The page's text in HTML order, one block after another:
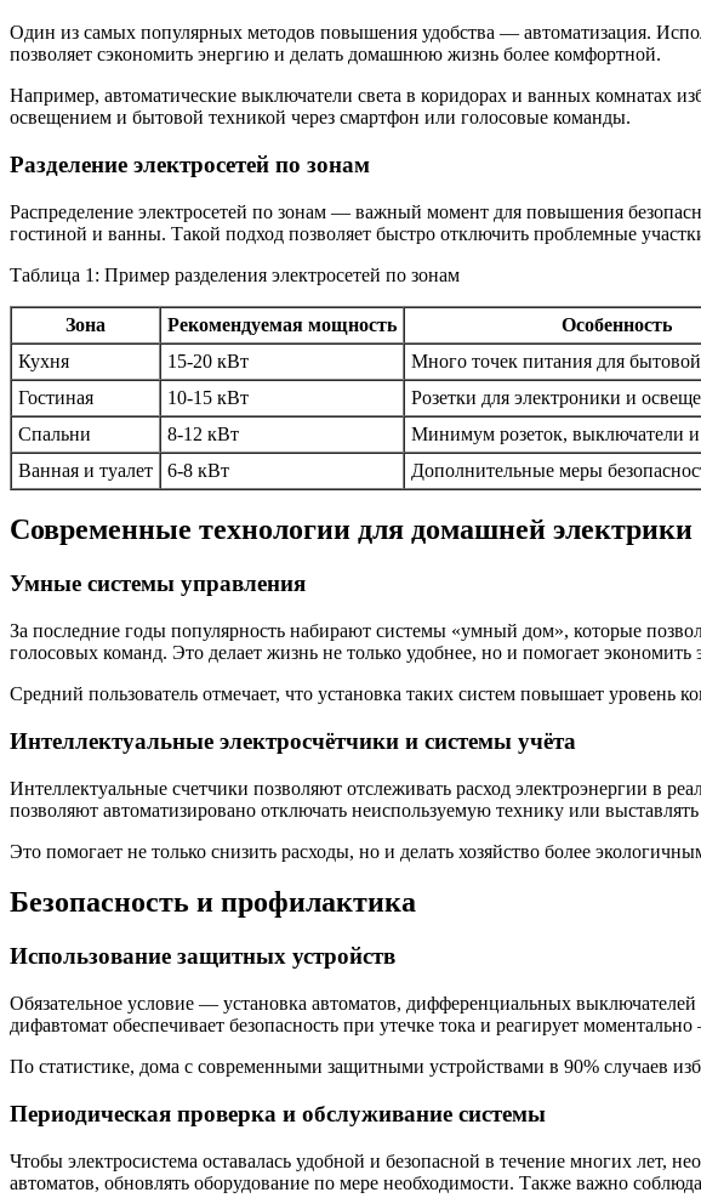
Один из самых популярных методов повышения удобства — автоматизация.
позволяет сэкономить энергию и делать домашнюю жизнь более комфортной.
Например, автоматические выключатели света в коридорах и ванных комнатах
освещением и бытовой техникой через смартфон или голосовые команды.
Разделение электросетей по зонам
Распределение электросетей по зонам — важный момент для повышения
гостиной и ванны. Такой подход позволяет быстро отключить проблемные
Таблица 1: Пример разделения электросетей по зонам
Зона Рекомендуемая мощность
Особенность
Кухня
15-20 кВт
Много точек питания для
Гостиная
10-15 кВт
Розетки для электроники и
Спальни
8-12 кВт
Минимум розеток, выключатели
Ванная и туалет
6-8 кВт Дополнительные меры
Современные технологии для домашней электрики
Умные системы управления
За последние годы популярность набирают системы «умный дом», которые
голосовых команд. Это делает жизнь не только удобнее, но и помогает
Средний пользователь отмечает, что установка таких систем повышает
Интеллектуальные электросчётчики и системы учёта
Интеллектуальные счетчики позволяют отслеживать расход электроэнергии в
позволяют автоматизировано отключать неиспользуемую технику или
Это помогает не только снизить расходы, но и делать хозяйство более
Безопасность и профилактика
Использование защитных устройств
Обязательное условие — установка автоматов, дифференциальных
дифавтомат обеспечивает безопасность при утечке тока и реагирует
По статистике, дома с современными защитными устройствами в 90% случаев
Периодическая проверка и обслуживание системы
Чтобы электросистема оставалась удобной и безопасной в течение многих лет,
автоматов, обновлять оборудование по мере необходимости. Также важно